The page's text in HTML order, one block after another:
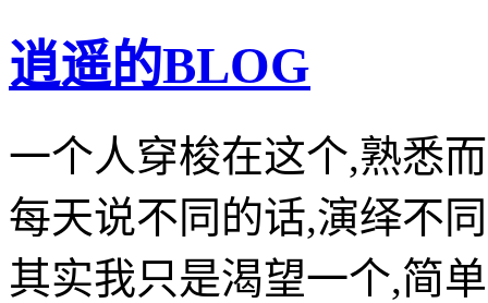
逍遥的BLOG
一个人穿梭在这个,熟悉
每天说不同的话,演绎不
其实我只是渴望一个,简